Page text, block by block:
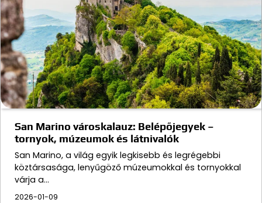
San Marino városkalauz: Belépőjegyek –
tornyok, múzeumok és látnivalók
San Marino, a világ egyik legkisebb és legrégebbi
köztársasága, lenyűgöző múzeumokkal és tornyokkal
várja a…
2026-01-09